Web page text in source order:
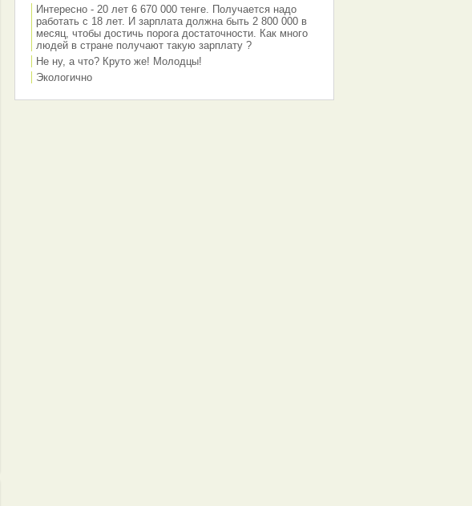
Интересно - 20 лет 6 670 000 тенге. Получается надо
работать с 18 лет. И зарплата должна быть 2 800 000 в
месяц, чтобы достичь порога достаточности. Как много
людей в стране получают такую зарплату ?
Не ну, а что? Круто же! Молодцы!
Экологично